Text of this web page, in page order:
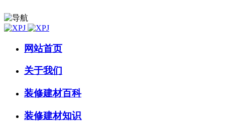
网站首页
关于我们
装修建材百科
装修建材知识